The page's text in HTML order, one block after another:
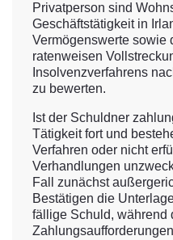
Privatperson sind
Geschäftstätigkeit in
Vermögenswerte sowie
ratenweisen
Insolvenzverfahrens
zu bewerten.
Ist der Schuldner
Tätigkeit fort und
Verfahren oder nicht
Verhandlungen
Fall zunächst
Bestätigen die
fällige Schuld, während